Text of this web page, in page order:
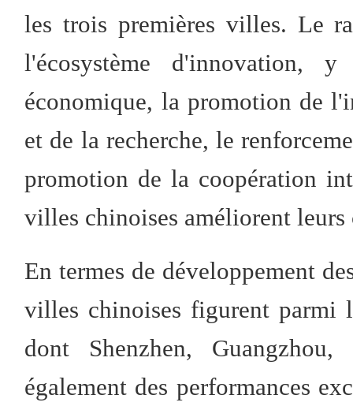
les trois premières villes. Le
l'écosystème d'innovation,
économique, la promotion de
et de la recherche, le
promotion de la coopération
villes chinoises améliorent
En termes de développement
villes chinoises figurent parmi
dont Shenzhen,
également des performances